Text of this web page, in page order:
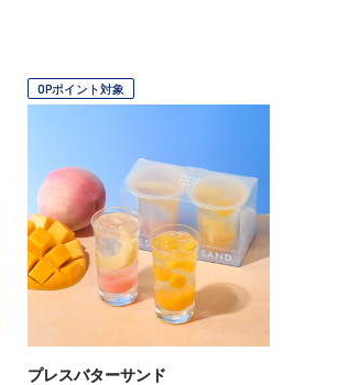
OPポイント対象
プレスバターサンド